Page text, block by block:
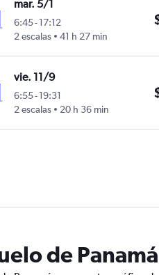
mar. 5/1
6:45-17:12
2 escalas
41 h 27 min
vie. 11/9
6:55-19:31
2 escalas
20 h 36 min
de